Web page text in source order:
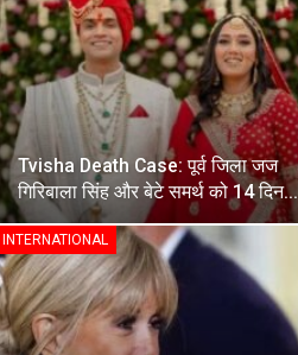
Tvisha Death Case: पूर्व जिला जज
गिरिबाला सिंह और बेटे समर्थ को 14 दिन…
INTERNATIONAL